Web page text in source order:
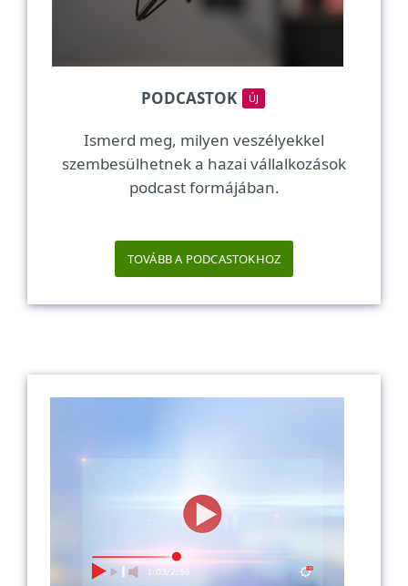
PODCASTOK ÚJ
Ismerd meg, milyen veszélyekkel
szembesülhetnek a hazai vállalkozások
podcast formájában.
TOVÁBB A PODCASTOKHOZ